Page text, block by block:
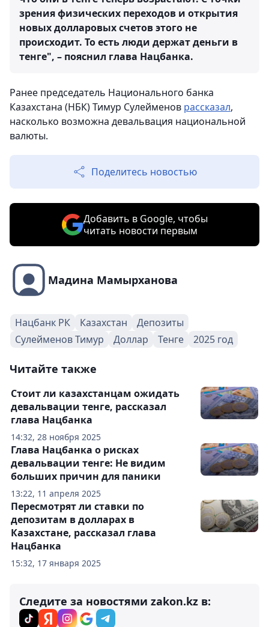
зрения физических переходов и открытия
новых долларовых счетов этого не
происходит. То есть люди держат деньги в
тенге", – пояснил глава Нацбанка.
Ранее председатель Национального банка
Казахстана (НБК) Тимур Сулейменов рассказал,
насколько возможна девальвация национальной
валюты.
Поделитесь новостью
Добавить в Google, чтобы
читать новости первым
Мадина Мамырханова
Нацбанк РК Казахстан
Депозиты
Сулейменов Тимур
Доллар Тенге 2025 год
Читайте также
14:32, 28 ноября 2025
Стоит ли казахстанцам ожидать
девальвации тенге, рассказал
глава Нацбанка
13:22, 11 апреля 2025
Глава Нацбанка о рисках
девальвации тенге: Не видим
больших причин для паники
15:32, 17 января 2025
Пересмотрят ли ставки по
депозитам в долларах в
Казахстане, рассказал глава
Нацбанка
Следите за новостями zakon.kz в: